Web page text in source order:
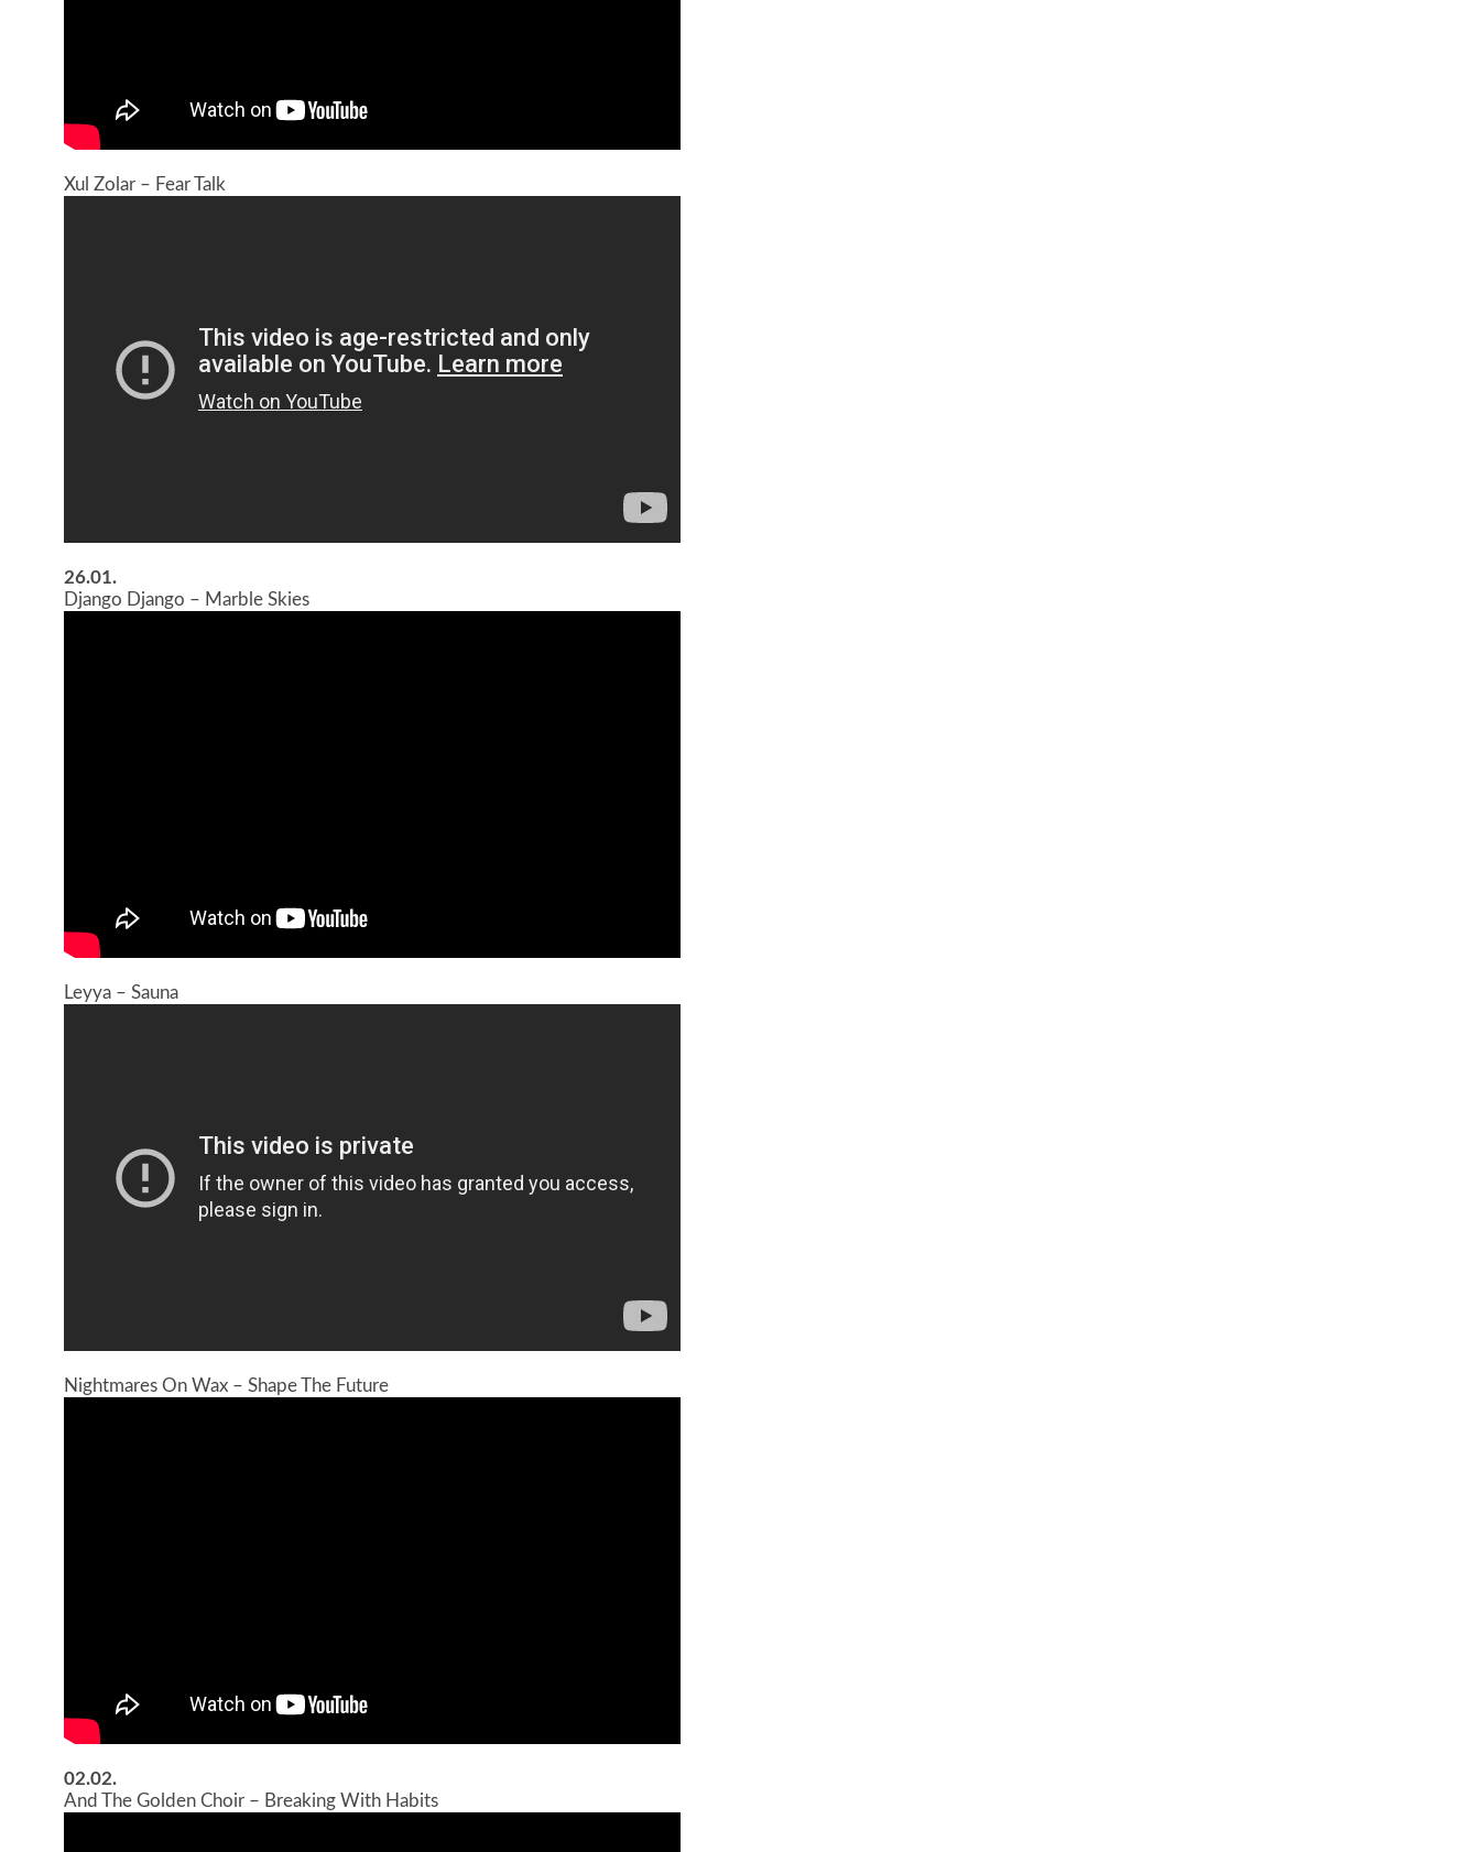
Xul Zolar – Fear Talk
26.01.
Django Django – Marble Skies
Leyya – Sauna
Nightmares On Wax – Shape The Future
02.02.
And The Golden Choir – Breaking With Habits